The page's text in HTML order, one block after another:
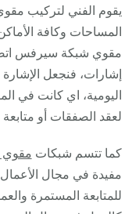
يقوم الفني لتركيب
المساحات وكافة
مقوي شبكة سيرفس
إشارات، فنجعل الإشارة
اليومية، اي كانت في
لعقد الصفقات أو متابعة
كما تتسم شبكات
مفيدة في مجال الأعمال
للمتابعة المستمرة